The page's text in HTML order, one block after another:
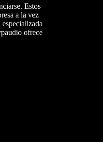
Estos
a la vez
ofrece